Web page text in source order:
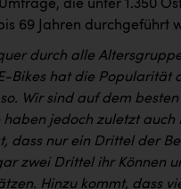
die unter 1.350
69 Jahren durchgeführt
durch alle
Bikes hat die Popularität
Wir sind auf dem
jedoch zuletzt
dass nur ein Drittel der
zwei Drittel ihr Können
Hinzu kommt, dass